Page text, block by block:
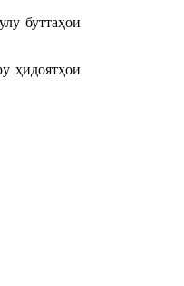
буттаҳои
ҳидоятҳои